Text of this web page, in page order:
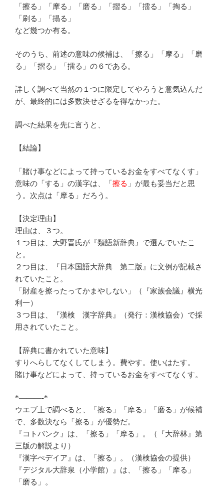
「擦る」「摩る」「磨る」「摺る」「擂る」「掏る」
「刷る」「搨る」
など幾つか有る。
そのうち、前述の意味の候補は、「擦る」「摩る」「磨
る」「摺る」「擂る」の６である。
詳しく調べて当然の１つに限定してやろうと意気込んだ
が、最終的には多数決せざるを得なかった。
調べた結果を先に言うと、
【結論】
「賭け事などによって持っているお金をすべてなくす」
意味の「する」の漢字は、「擦る 」が最も妥当だと思
う。次点は「摩る」だろう。
【決定理由】
理由は、３つ。
１つ目は、大野晋氏が『類語新辞典』で選んでいたこ
と。
２つ目は、『日本国語大辞典 第二版』に文例が記載さ
れていたこと。
「財産を擦ったってかまやしない」（『家族会議』横光
利一）
３つ目は、『漢検 漢字辞典』（発行：漢検協会）で採
用されていたこと。
【辞典に書かれていた意味】
すりへらしてなくしてしまう。費やす。使いはたす。
賭け事などによって、持っているお金をすべてなくす。
*———-*
ウエブ上で調べると、「擦る」「摩る」「磨る」が候補
で、多数決なら「擦る」が優勢だ。
『コトバンク』は、「擦る」「摩る」。（『大辞林』第
三版の解説より）
『漢字ぺデイア』は、「擦る」。（漢検協会の提供）
『デジタル大辞泉（小学館）』は、「擦る」「摩る」
「磨る」。